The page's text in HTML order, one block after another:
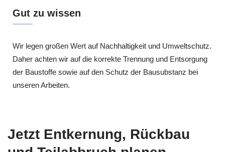
Gut zu wissen
Wir legen großen Wert auf Nachhaltigkeit und Umweltschutz.
Daher achten wir auf die korrekte Trennung und Entsorgung
der Baustoffe sowie auf den Schutz der Bausubstanz bei
unseren Arbeiten.
Jetzt Entkernung, Rückbau